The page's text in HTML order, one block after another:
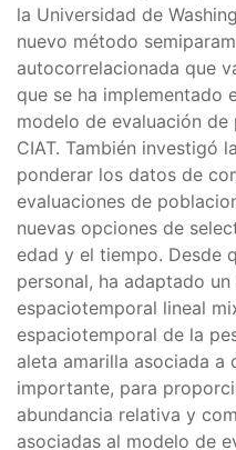
la Universidad de
nuevo método
autocorrelacionada que
que se ha implementado
modelo de evaluación
CIAT. También investigó
ponderar los datos de
evaluaciones de
nuevas opciones de
edad y el tiempo. Desde
personal, ha adaptado
espaciotemporal lineal
espaciotemporal de la
aleta amarilla asociada a
importante, para
abundancia relativa y
asociadas al modelo de